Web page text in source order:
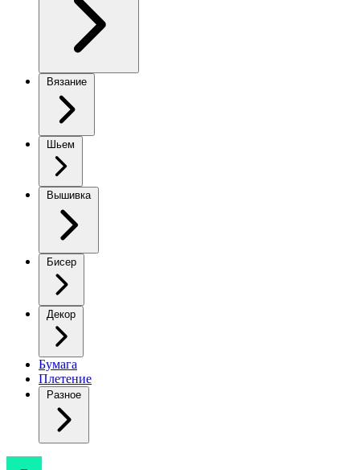
Вязание
Шьем
Вышивка
Бисер
Декор
Бумага
Плетение
Разное